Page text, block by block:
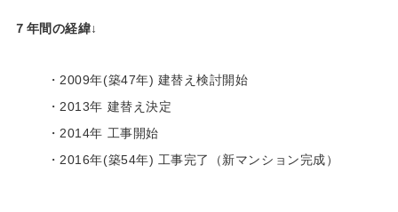
７年間の経緯↓
・2009年(築47年) 建替え検討開始
・2013年 建替え決定
・2014年 工事開始
・2016年(築54年) 工事完了（新マンション完成）